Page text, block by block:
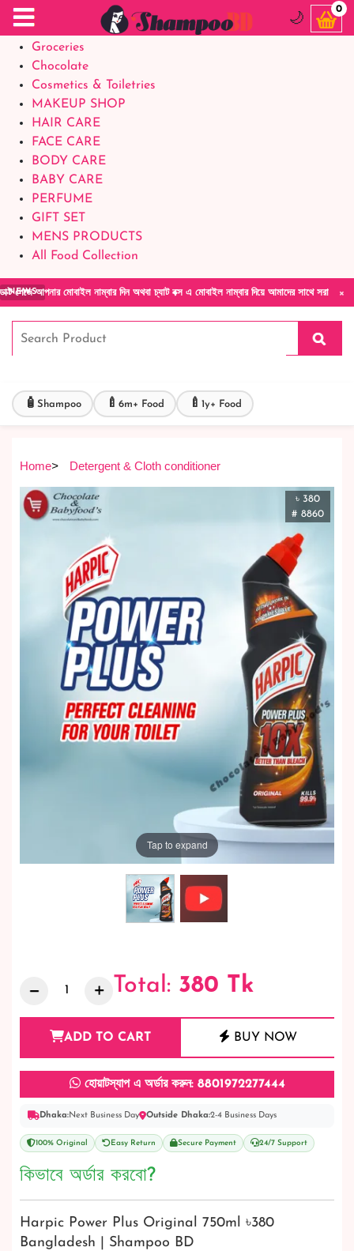
Food Supplements
Baby Foods
Groceries
Chocolate
Cosmetics & Toiletries
MAKEUP SHOP
HAIR CARE
FACE CARE
BODY CARE
BABY CARE
PERFUME
GIFT SET
MENS PRODUCTS
All Food Collection
×
NEWSনাম্বার দিন অথবা চ্যাট বক্স এ মোবাইল নাম্বার দিয়ে আমাদের সাথে সরাসরি কথা বলুন|
🌙
0
🧴 Shampoo 🍼 6m+ Food 🍼 1y+ Food
Home> Detergent & Cloth conditioner
৳ 380
# 8860
Tap to expand
Total: 380 Tk
ADD TO CART BUY NOW
হোয়াটস্যাপ এ অর্ডার করুন: 8801972277444
Dhaka:Next Business Day Outside Dhaka:2-4 Business Days
100% Original Easy Return Secure Payment 24/7 Support
কিভাবে অর্ডার করবো?
Harpic Power Plus Original 750ml ৳380
Bangladesh | Shampoo BD